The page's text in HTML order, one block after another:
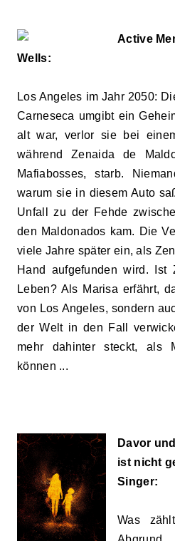
Active
Wells:
Los Angeles im Jahr 2050:
Carneseca umgibt ein
alt war, verlor sie bei
während Zenaida de
Mafiabosses, starb.
warum sie in diesem Auto
Unfall zu der Fehde
den Maldonados kam. Die
viele Jahre später ein, als
Hand aufgefunden wird. Ist
Leben? Als Marisa erfährt,
von Los Angeles, sondern
der Welt in den Fall
mehr dahinter steckt, als
können ...
Davor
ist nicht
Singer:
Was